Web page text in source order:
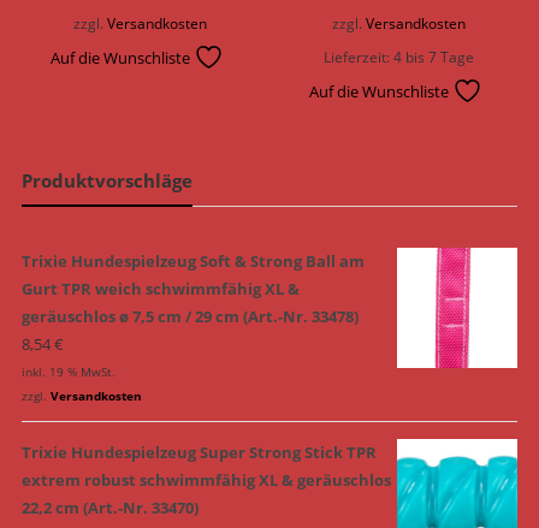
zzgl.Versandkosten
Auf die Wunschliste
zzgl. Versandkosten
Lieferzeit:4 bis 7 Tage
Auf die Wunschliste
Produktvorschläge
Trixie Hundespielzeug Soft & Strong Ball am
Gurt TPR weich schwimmfähig XL &
geräuschlos ø 7,5 cm / 29 cm (Art.-Nr. 33478)
8,54€
inkl. 19 % MwSt.
zzgl. Versandkosten
Trixie Hundespielzeug Super Strong Stick TPR
extrem robust schwimmfähig XL & geräuschlos
22,2 cm (Art.-Nr. 33470)